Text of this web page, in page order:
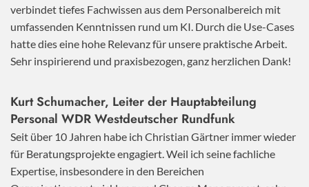
verbindet tiefes Fachwissen aus dem Personalbereich mit
umfassenden Kenntnissen rund um KI. Durch die Use-Cases
hatte dies eine hohe Relevanz für unsere praktische Arbeit.
Sehr inspirierend und praxisbezogen, ganz herzlichen Dank!
Kurt Schumacher, Leiter der Hauptabteilung
Personal WDR Westdeutscher Rundfunk
Seit über 10 Jahren habe ich Christian Gärtner immer wieder
für Beratungsprojekte engagiert. Weil ich seine fachliche
Expertise, insbesondere in den Bereichen